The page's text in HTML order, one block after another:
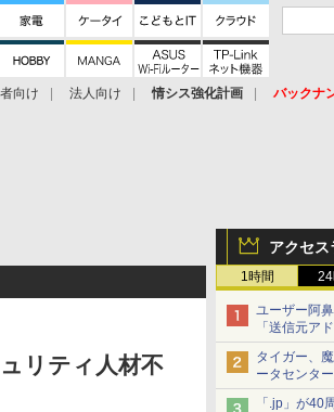
向け 法人向け 情シス強化計画
バックナ
アクセ
1時間
ユーザー阿
「送信元ア
【やじうま
タイガー、
ータセンタ
で 「ステン
「.jp」が
リティ人材不